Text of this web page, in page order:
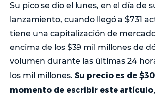
Su pico se dio el lunes, en el día de
lanzamiento, cuando llegó a $731
tiene una capitalización de
encima de los $39 mil millones de
volumen durante las últimas 24
los mil millones. Su precio es de
momento de escribir este